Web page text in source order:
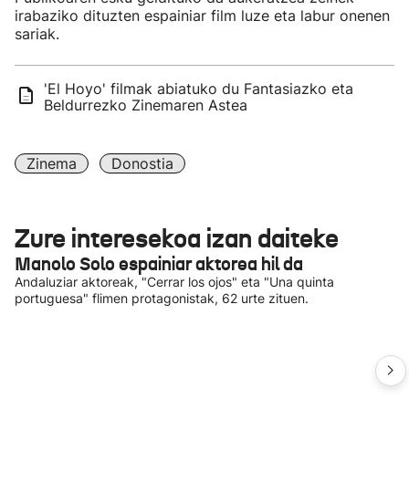
irabaziko dituzten espainiar film luze eta labur onenen
sariak.
'El Hoyo' filmak abiatuko du Fantasiazko eta
Beldurrezko Zinemaren Astea
Zinema Donostia
Zure interesekoa izan daiteke
Manolo Solo espainiar aktorea hil da
Andaluziar aktoreak, "Cerrar los ojos" eta "Una quinta
portuguesa" flimen protagonistak, 62 urte zituen.